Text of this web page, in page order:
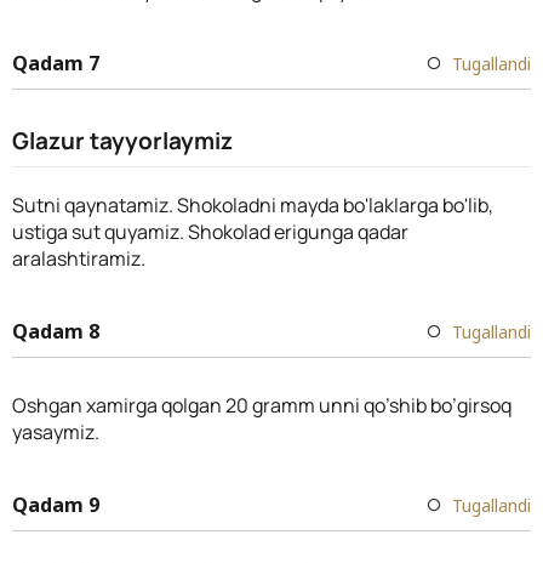
Qadam 7 Tugallandi
Glazur tayyorlaymiz
Sutni qaynatamiz. Shokoladni mayda bo'laklarga bo'lib,
ustiga sut quyamiz. Shokolad erigunga qadar
aralashtiramiz.
Qadam 8 Tugallandi
Oshgan xamirga qolgan 20 gramm unni qo’shib bo’girsoq
yasaymiz.
Qadam 9 Tugallandi